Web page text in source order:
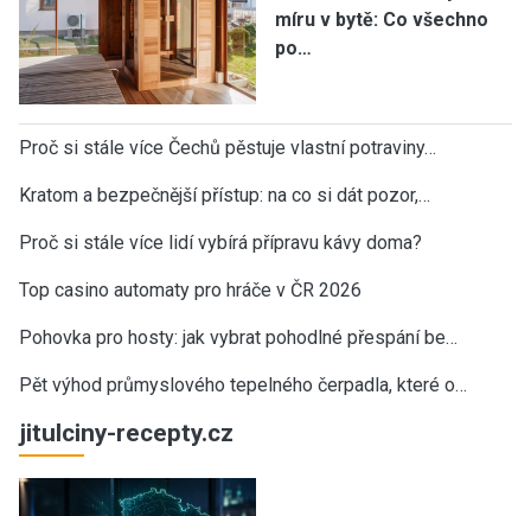
míru v bytě: Co všechno
po…
Proč si stále více Čechů pěstuje vlastní potraviny…
Kratom a bezpečnější přístup: na co si dát pozor,…
Proč si stále více lidí vybírá přípravu kávy doma?
Top casino automaty pro hráče v ČR 2026
Pohovka pro hosty: jak vybrat pohodlné přespání be…
Pět výhod průmyslového tepelného čerpadla, které o…
jitulciny-recepty.cz